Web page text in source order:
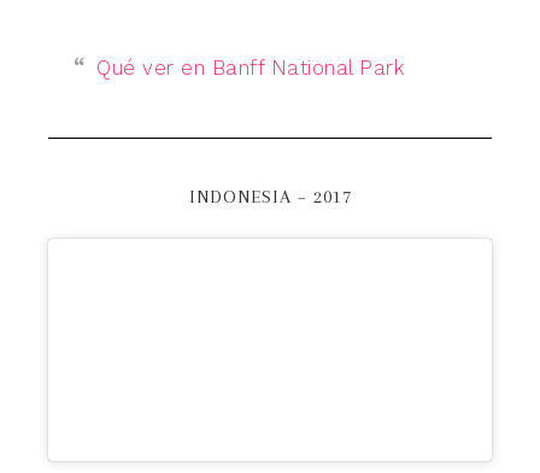
Qué ver en Banff National Park
INDONESIA – 2017